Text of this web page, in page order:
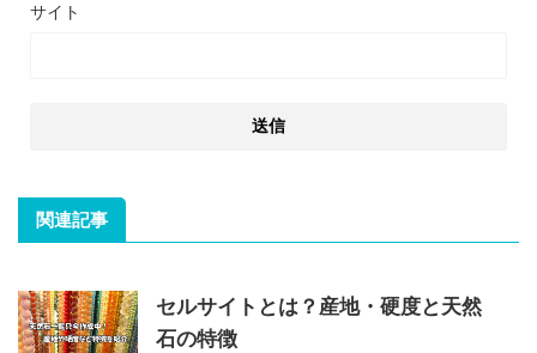
サイト
関連記事
セルサイトとは？産地・硬度と天然
石の特徴